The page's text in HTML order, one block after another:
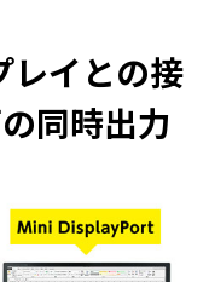
レイとの接
同時出力